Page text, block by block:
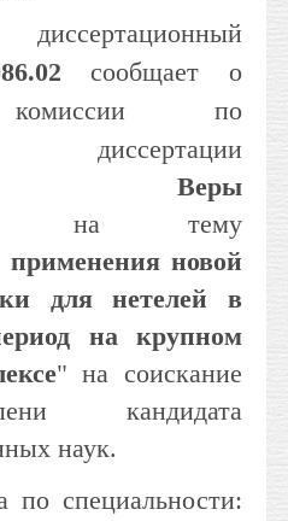
сообщает о
комиссии по
диссертации
Веры
на тему
новой
для нетелей в
на крупном
" на соискание
кандидата
наук.
по специальности: